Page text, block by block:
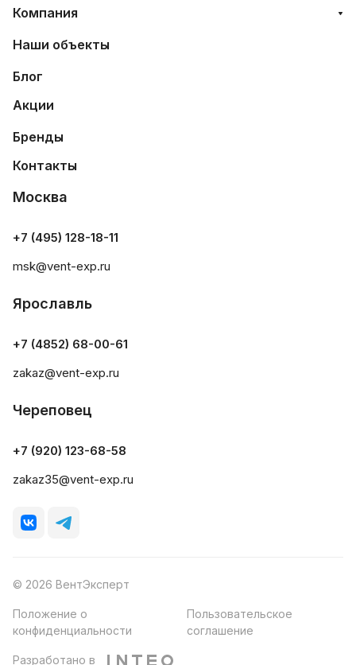
Компания
Наши объекты
Блог
Акции
Бренды
Контакты
Москва
+7 (495) 128-18-11
msk@vent-exp.ru
Ярославль
+7 (4852) 68-00-61
zakaz@vent-exp.ru
Череповец
+7 (920) 123-68-58
zakaz35@vent-exp.ru
© 2026 ВентЭксперт
Положение о
конфиденциальности
Пользовательское
соглашение
Разработано в